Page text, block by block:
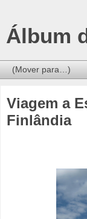
Álbum
Viagem a
Finlândia